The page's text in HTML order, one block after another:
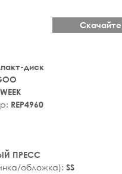
диск
REP4960
ПРЕСС
обложка): SS